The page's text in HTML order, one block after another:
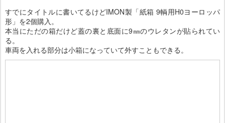
すでにタイトルに書いてるけどIMON製「紙箱 9輌用H0ヨーロッパ
形」を2個購入。
本当にただの箱だけど蓋の裏と底面に9㎜のウレタンが貼られてい
る。
車両を入れる部分は小箱になっていて外すこともできる。